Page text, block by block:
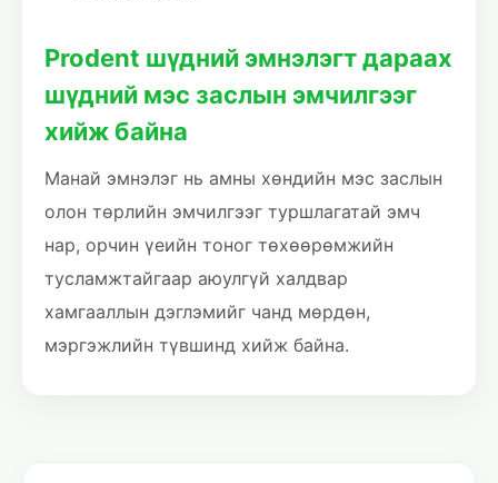
Prodent шүдний эмнэлэгт дараах
шүдний мэс заслын эмчилгээг
хийж байна
Манай эмнэлэг нь амны хөндийн мэс заслын
олон төрлийн эмчилгээг туршлагатай эмч
нар, орчин үеийн тоног төхөөрөмжийн
тусламжтайгаар аюулгүй халдвар
хамгааллын дэглэмийг чанд мөрдөн,
мэргэжлийн түвшинд хийж байна.